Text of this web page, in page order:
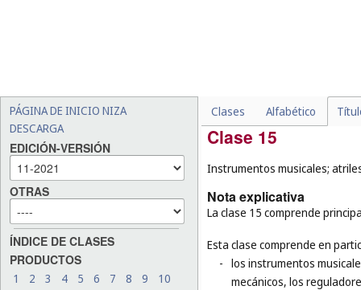
PÁGINA DE INICIO NIZA
DESCARGA
EDICIÓN-VERSIÓN
OTRAS
ÍNDICE DE CLASES
PRODUCTOS
1 2 3 4 5 6 7 8 9
10
Clases Alfabético
en oro y plata (
),
Clase 15
Instrumentos musicales;
Nota explicativa
La clase 15 comprende
Esta clase comprende en
- los instrumentos
mecánicos, los